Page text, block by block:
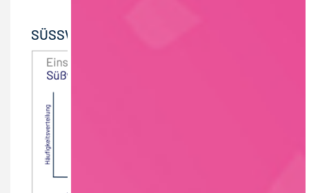
SÜSSWAREN / DAUERBACKWAREN